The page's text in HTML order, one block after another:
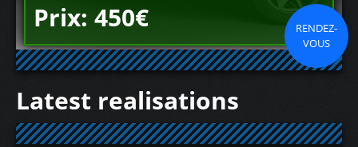
Prix: 450€
RENDEZ-
VOUS
Latest realisations